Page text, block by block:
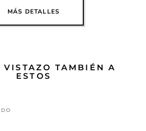
MÁS DETALLES
VISTAZO TAMBIÉN A
ESTOS